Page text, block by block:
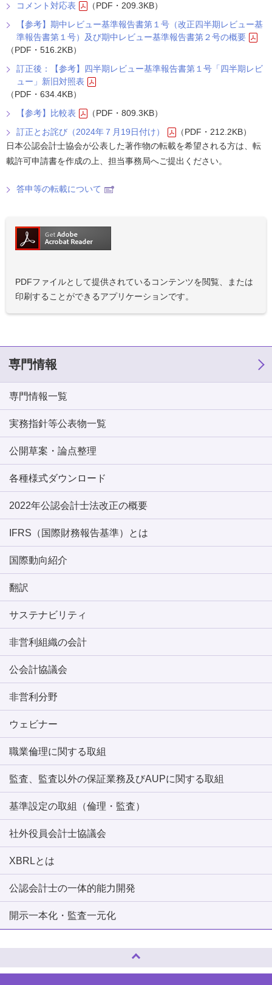
コメント対応表
（PDF・209.3KB）
【参考】期中レビュー基準報告書第１号（改正四半期レビュー基
準報告書第１号）及び期中レビュー基準報告書第２号の概要
（PDF・516.2KB）
訂正後：【参考】四半期レビュー基準報告書第１号「四半期レビ
ュー」新旧対照表
（PDF・634.4KB）
【参考】比較表
（PDF・809.3KB）
訂正とお詫び（2024年７月19日付け）
（PDF・212.2KB）
日本公認会計士協会が公表した著作物の転載を希望される方は、転
載許可申請書を作成の上、担当事務局へご提出ください。
答申等の転載について
PDFファイルとして提供されているコンテンツを閲覧、または
印刷することができるアプリケーションです。
専門情報
専門情報一覧
実務指針等公表物一覧
公開草案・論点整理
各種様式ダウンロード
2022年公認会計士法改正の概要
IFRS（国際財務報告基準）とは
国際動向紹介
翻訳
サステナビリティ
非営利組織の会計
公会計協議会
非営利分野
ウェビナー
職業倫理に関する取組
監査、監査以外の保証業務及びAUPに関する取組
基準設定の取組（倫理・監査）
社外役員会計士協議会
XBRLとは
公認会計士の一体的能力開発
開示一本化・監査一元化